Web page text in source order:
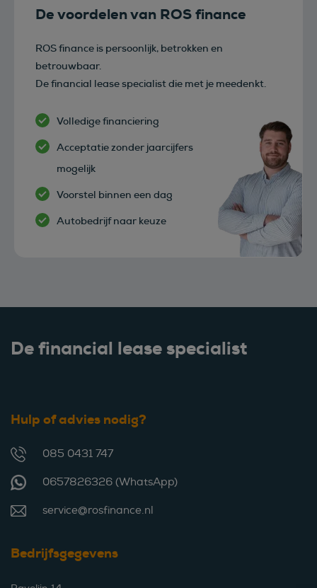
De voordelen van ROS finance
ROS finance is persoonlijk, betrokken en
betrouwbaar.
De financial lease specialist die met je meedenkt.
Volledige financiering
Acceptatie zonder jaarcijfers
mogelijk
Voorstel binnen een dag
Autobedrijf naar keuze
De financial lease specialist
Hulp of advies nodig?
085 0431 747
0657826326 (WhatsApp)
service@rosfinance.nl
Bedrijfsgegevens